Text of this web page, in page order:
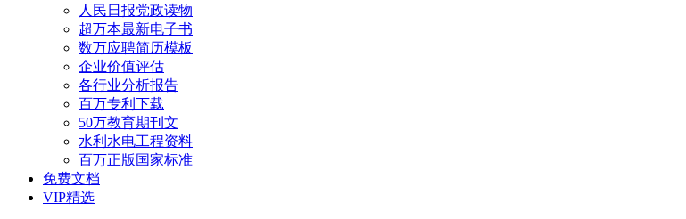
人民日报党政读物
超万本最新电子书
数万应聘简历模板
企业价值评估
各行业分析报告
百万专利下载
50万教育期刊文
水利水电工程资料
百万正版国家标准
免费文档
VIP精选